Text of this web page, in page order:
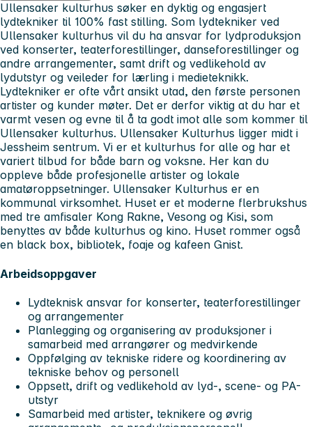
Ullensaker kulturhus søker en dyktig og engasjert
lydtekniker til 100% fast stilling. Som lydtekniker ved
Ullensaker kulturhus vil du ha ansvar for lydproduksjon
ved konserter, teaterforestillinger, danseforestillinger og
andre arrangementer, samt drift og vedlikehold av
lydutstyr og veileder for lærling i medieteknikk.
Lydtekniker er ofte vårt ansikt utad, den første personen
artister og kunder møter. Det er derfor viktig at du har et
varmt vesen og evne til å ta godt imot alle som kommer til
Ullensaker kulturhus. Ullensaker Kulturhus ligger midt i
Jessheim sentrum. Vi er et kulturhus for alle og har et
variert tilbud for både barn og voksne. Her kan du
oppleve både profesjonelle artister og lokale
amatøroppsetninger. Ullensaker Kulturhus er en
kommunal virksomhet. Huset er et moderne flerbrukshus
med tre amfisaler Kong Rakne, Vesong og Kisi, som
benyttes av både kulturhus og kino. Huset rommer også
en black box, bibliotek, foaje og kafeen Gnist.
Arbeidsoppgaver
Lydteknisk ansvar for konserter, teaterforestillinger
og arrangementer
Planlegging og organisering av produksjoner i
samarbeid med arrangører og medvirkende
Oppfølging av tekniske ridere og koordinering av
tekniske behov og personell
Oppsett, drift og vedlikehold av lyd-, scene- og PA-
utstyr
Samarbeid med artister, teknikere og øvrig